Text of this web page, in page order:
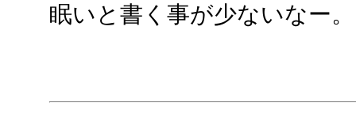
眠いと書く事が少ないなー。